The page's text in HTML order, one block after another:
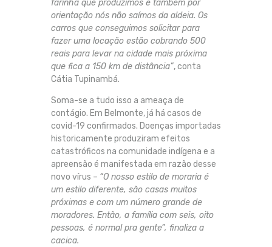
farinha que produzimos e também por
orientação nós não saímos da aldeia. Os
carros que conseguimos solicitar para
fazer uma locação estão cobrando 500
reais para levar na cidade mais próxima
que fica a 150 km de distância”, conta
Cátia Tupinambá.
Soma-se a tudo isso a ameaça de
contágio. Em Belmonte, já há casos de
covid-19 confirmados. Doenças importadas
historicamente produziram efeitos
catastróficos na comunidade indígena e a
apreensão é manifestada em razão desse
novo vírus – “O nosso estilo de moraria é
um estilo diferente, são casas muitos
próximas e com um número grande de
moradores. Então, a família com seis, oito
pessoas, é normal pra gente”, finaliza a
cacica.